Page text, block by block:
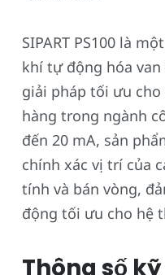
SIPART PS100 là
khí tự động hóa
giải pháp tối ưu cho
hàng trong ngành
đến 20 mA, sản
chính xác vị trí của
tính và bán vòng,
động tối ưu cho hệ
Thông số